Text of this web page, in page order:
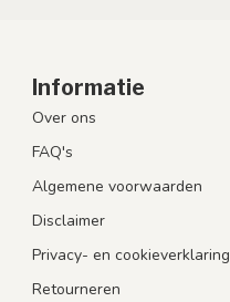
Informatie
Over ons
FAQ's
Algemene voorwaarden
Disclaimer
Privacy- en cookieverklaring
Retourneren